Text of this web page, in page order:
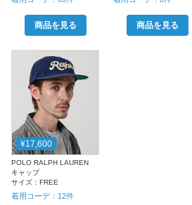
商品を見る 商品を見る
¥17,600
POLO RALPH LAUREN
キャップ
サイズ： FREE
着用コーデ： 12件